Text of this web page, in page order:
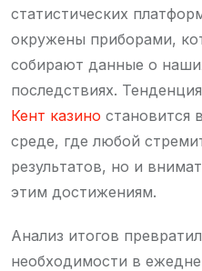
статистических
окружены приборами,
собирают данные о
последствиях.
Кент казино становится
среде, где любой
результатов, но и
этим достижениям.
Анализ итогов
необходимости в